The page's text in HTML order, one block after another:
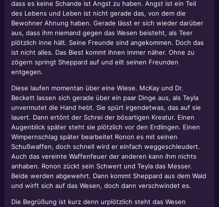
dass es keine Schande ist Angst zu haben. Angst ist ein Teil
des Lebens und Leben ist nicht gerade das, von dem die
Bewohner Ahnung haben. Gerade lässt er sich wieder darüber
aus, dass ihm niemand gegen das Wesen beisteht, als Teer
plötzlich inne hält. Seine Freunde sind angekommen. Doch das
ist nicht alles. Das Biest kommt ihnen immer näher. Ohne zu
zögern springt Sheppard auf und eilt seinen Freunden
entgegen.
Diese laufen momentan über eine Wiese. McKay und Dr.
Beckett lassen sich gerade über ein paar Dinge aus, als Teyla
unvermutet die Hand hebt. Sie spürt irgendetwas, das auf sie
lauert. Dann ertönt der Schrei der bösartigen Kreatur. Einen
Augenblick später steht sie plötzlich vor den Erdlingen. Einen
Wimpernschlag später bearbeitet Ronon es mit seinen
Schußwaffen, doch schnell wird er einfach weggeschleudert.
Auch das vereinte Waffenfeuer der anderen kann ihm nichts
anhaben. Ronon zückt sein Schwert und Teyla das Messer.
Beide werden abgewehrt. Dann kommt Sheppard aus dem Wald
und wirft sich auf das Wesen, doch dann verschwindet es.
Die Begrüßung ist kurz denn urplötzlich steht das Wesen